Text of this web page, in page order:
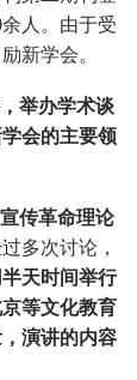
余人。由于受
新学会。
举办学术谈
会的主要领
传革命理论
多次讨论，
天时间举行
等文化教育
演讲的内容